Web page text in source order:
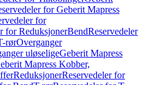
for Geberit Mapress
for
for ReduksjonerBendReservedeler
rørOverganger
uløseligeGeberit Mapress
Mapress Kobber,
ReduksjonerReservedeler for